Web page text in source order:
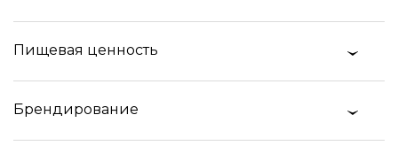
Пищевая ценность
Брендирование